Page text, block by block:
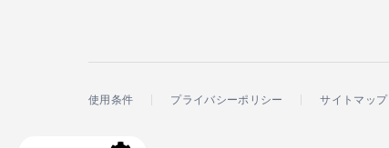
使用条件 プライバシーポリシー サイトマップ